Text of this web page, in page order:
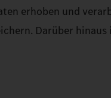
erhoben und
Darüber